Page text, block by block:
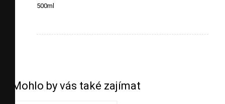
500ml
Mohlo by vás také zajímat